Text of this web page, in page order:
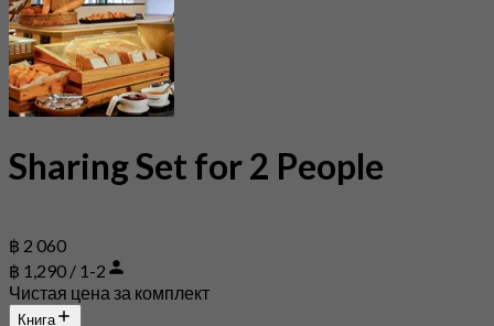
Sharing Set for 2 People
฿ 2 060
฿ 1,290 / 1-2
Чистая цена за комплект
Книга